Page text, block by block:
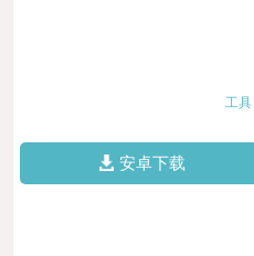
工具
安卓下载